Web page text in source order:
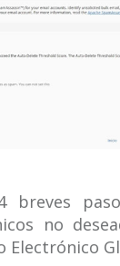
breves
no
Electrónico